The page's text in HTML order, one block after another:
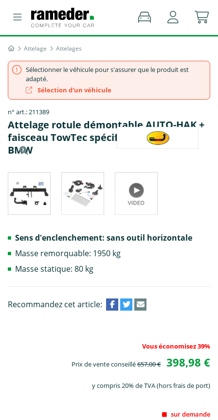
Attelage Attelages
Sélectionner le véhicule pour s'assurer que le produit est
adapté.
Sélection d'un véhicule
n° art.: 211389
Attelage rotule démontable AUTO-HAK +
faisceau TowTec spécifique 7 broches -
BMW
Sens d'enclenchement: sans outil horizontale
Masse remorquable: 1950 kg
Masse statique: 80 kg
Recommandez cet article:
Vous économisez 39%
Prix de vente conseillé657,00 € 398,98 €
y compris 20% de TVA (hors frais de port)
sur demande